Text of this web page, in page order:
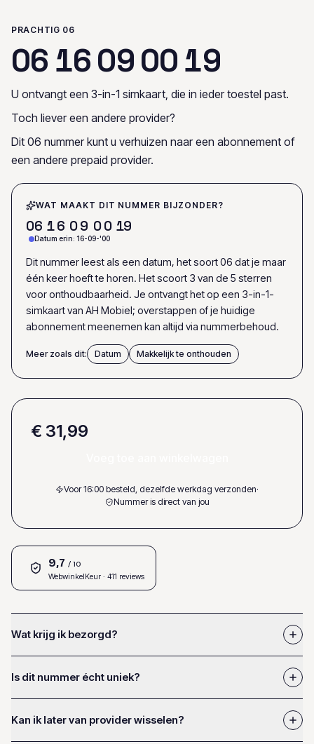
PRACHTIG 06
06 16090019
U ontvangt een 3-in-1 simkaart, die in ieder toestel past.
Toch liever een andere provider?
Dit 06 nummer kunt u verhuizen naar een abonnement of
een andere prepaid provider.
WAT MAAKT DIT NUMMER BIJZONDER?
06 16 09 00 19
Datum erin: 16-09-'00
Dit nummer leest als een datum, het soort 06 dat je maar
één keer hoeft te horen. Het scoort 3 van de 5 sterren
voor onthoudbaarheid. Je ontvangt het op een 3-in-1-
simkaart van AH Mobiel; overstappen of je huidige
abonnement meenemen kan altijd via nummerbehoud.
Meer zoals dit: Datum Makkelijk te onthouden
€ 31,99
Voor 16:00 besteld, dezelfde werkdag verzonden·
Nummer is direct van jou
9,7 / 10
WebwinkelKeur · 411 reviews
Wat krijg ik bezorgd?
Is dit nummer écht uniek?
Kan ik later van provider wisselen?